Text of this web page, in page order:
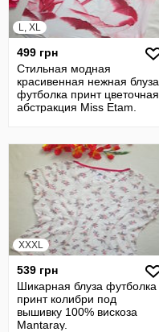
L, XL
499 грн
Стильная модная
красивенная нежная блуза
футболка принт цветочная
абстракция Miss Etam.
XXXL
539 грн
Шикарная блуза футболка
принт колибри под
вышивку 100% вискоза
Mantaray.